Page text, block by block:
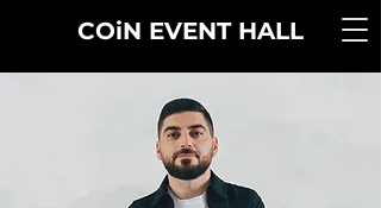
COiN EVENT HALL